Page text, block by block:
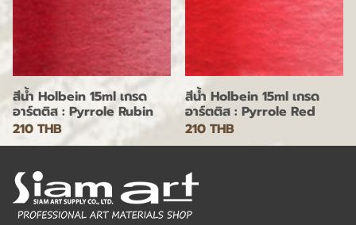
สีน้ำ Holbein 15ml เกรด
อาร์ตติส : Pyrrole Rubin
210 THB
สีน้ำ Holbein 15ml เกรด
อาร์ตติส : Pyrrole Red
210 THB